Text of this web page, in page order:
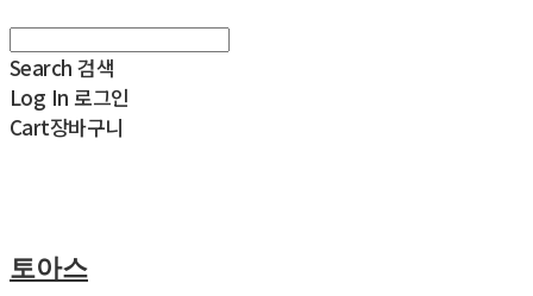
Search 검색
Log In 로그인
Cart장바구니
토아스